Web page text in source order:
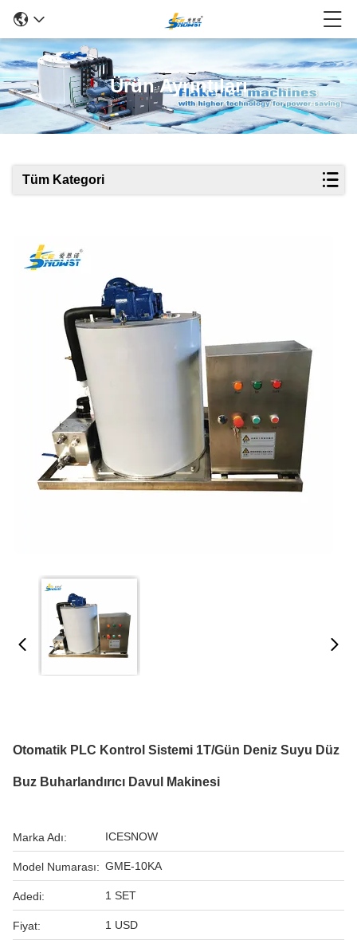
Ürün Ayrıntıları
Tüm Kategori
Otomatik PLC Kontrol Sistemi 1T/gün Deniz Suyu Düz
Buz Buharlandırıcı Davul Makinesi
Marka Adı: ICESNOW
Model Numarası: GME-10KA
Adedi: 1 SET
Fiyat: 1 USD